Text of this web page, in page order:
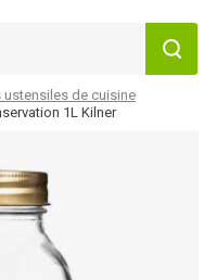
ustensiles de cuisine
1L Kilner